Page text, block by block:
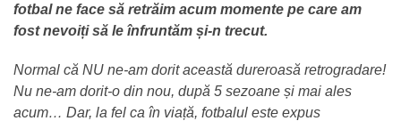
fotbal ne face să retrăim acum momente pe care am
fost nevoiți să le înfruntăm și-n trecut.
Normal că NU ne-am dorit această dureroasă retrogradare!
Nu ne-am dorit-o din nou, după 5 sezoane și mai ales
acum… Dar, la fel ca în viață, fotbalul este expus